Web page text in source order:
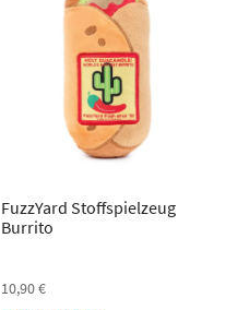
FuzzYard Stoffspielzeug
Burrito
10,90€